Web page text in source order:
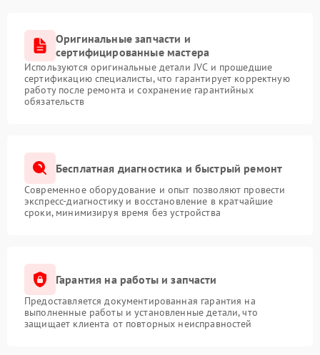
Оригинальные запчасти и
сертифицированные мастера
Используются оригинальные детали JVC и прошедшие
сертификацию специалисты, что гарантирует корректную
работу после ремонта и сохранение гарантийных
обязательств
Бесплатная диагностика и быстрый ремонт
Современное оборудование и опыт позволяют провести
экспресс-диагностику и восстановление в кратчайшие
сроки, минимизируя время без устройства
Гарантия на работы и запчасти
Предоставляется документированная гарантия на
выполненные работы и установленные детали, что
защищает клиента от повторных неисправностей